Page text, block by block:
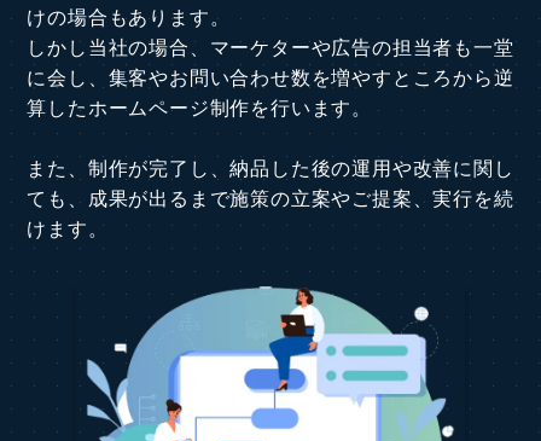
けの場合もあります。
しかし当社の場合、マーケターや広告の担当者も一堂
に会し、集客やお問い合わせ数を増やすところから逆
算したホームページ制作を行います。
また、制作が完了し、納品した後の運用や改善に関し
ても、成果が出るまで施策の立案やご提案、実行を続
けます。